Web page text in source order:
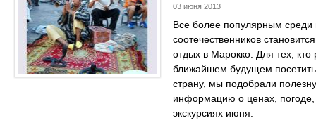
03 июня 2013
Все более популярным среди
соотечественников
отдых в Марокко. Для тех, кто
ближайшем будущем
страну, мы подобрали
информацию о ценах, погоде,
экскурсиях июня.